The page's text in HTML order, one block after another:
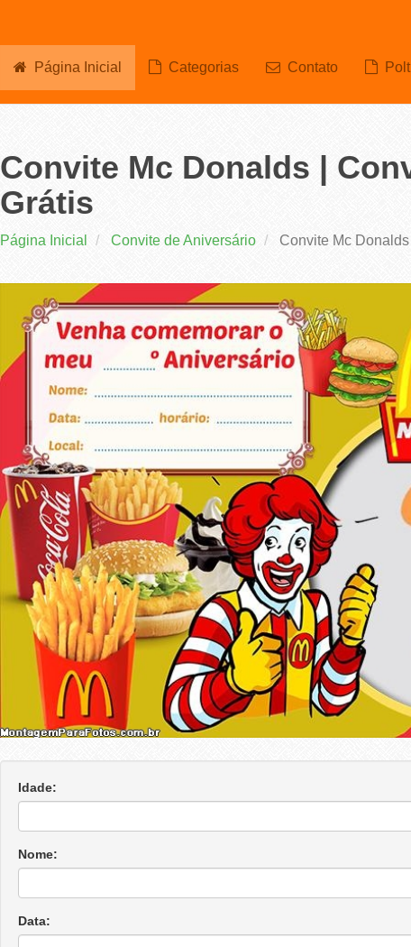
Página Inicial Categorias Contato
Convite Mc Donalds |
Grátis
Página Inicial Convite de Aniversário Convite Mc Donalds
Idade:
Nome:
Data: